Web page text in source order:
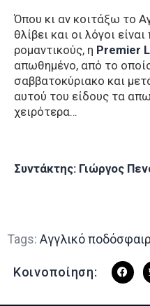
Όπου κι αν κοιτάξω το
θλίβει και οι λόγοι
ρομαντικούς, η Premier
απωθημένο, από το
σαββατοκύριακο και
αυτού του είδους τα
χειρότερα…
Συντάκτης: Γιώργος
Tags: Αγγλικό
Κοινοποίηση: